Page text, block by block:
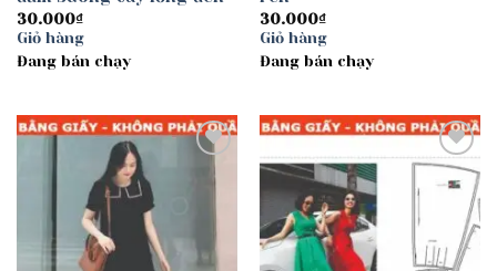
30.000₫
Giỏ hàng
Đang bán chạy
30.000₫
Giỏ hàng
Đang bán chạy
Add to
Add to
wishlist